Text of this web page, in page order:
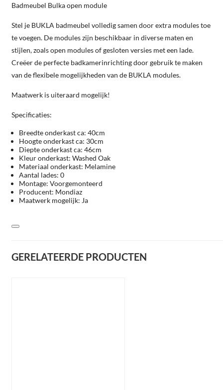
Badmeubel Bulka open module
Stel je BUKLA badmeubel volledig samen door extra modules toe
te voegen. De modules zijn beschikbaar in diverse maten en
stijlen, zoals open modules of gesloten versies met een lade.
Creëer de perfecte badkamerinrichting door gebruik te maken
van de flexibele mogelijkheden van de BUKLA modules.
Maatwerk is uiteraard mogelijk!
Specificaties:
Breedte onderkast ca: 40cm
Hoogte onderkast ca: 30cm
Diepte onderkast ca: 46cm
Kleur onderkast: Washed Oak
Materiaal onderkast: Melamine
Aantal lades: 0
Montage: Voorgemonteerd
Producent: Mondiaz
Maatwerk mogelijk: Ja
GERELATEERDE PRODUCTEN